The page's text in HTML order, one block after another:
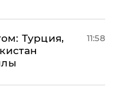
Турция,
11:58